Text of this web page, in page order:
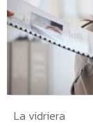
La vidriera